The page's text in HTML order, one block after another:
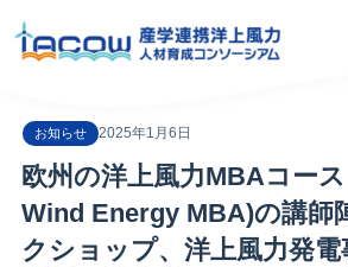
お知らせ 2025年1月6日
欧州の洋上風力MBAコー
Wind Energy MBA)の講師
クショップ、洋上風力発